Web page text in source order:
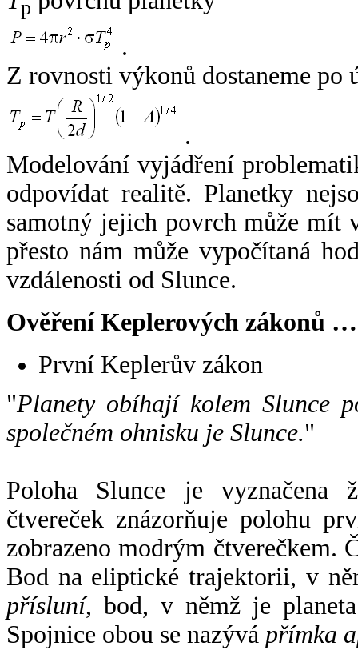
p
.
Z rovnosti výkonů dostaneme po
.
Modelování vyjádření
odpovídat realitě. Planetky
samotný jejich povrch může mít
přesto nám může vypočítaná
vzdálenosti od Slunce.
Ověření Keplerových zákonů …
První Keplerův zákon
"Planety obíhají kolem Slunce
společném ohnisku je Slunce."
Poloha Slunce je vyznačena
čtvereček znázorňuje polohu
zobrazeno modrým čtverečkem.
Bod na eliptické trajektorii, v
přísluní, bod, v němž je
Spojnice obou se nazývá přímka